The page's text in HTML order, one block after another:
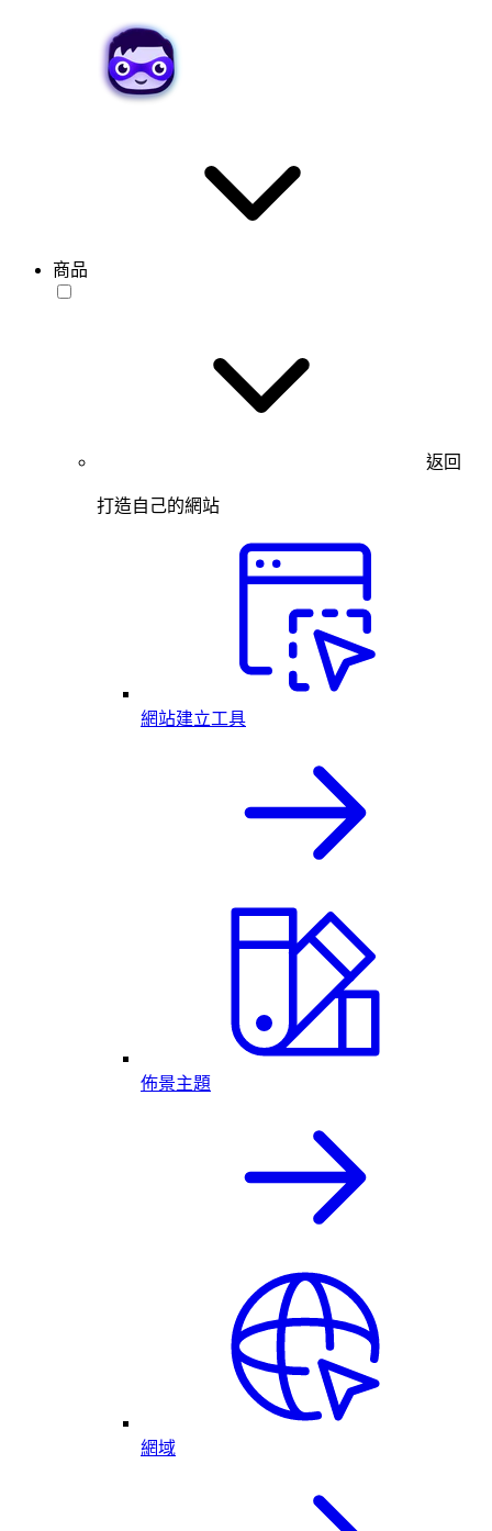
商品
返回
打造自己的網站
網站建立工具
佈景主題
網域